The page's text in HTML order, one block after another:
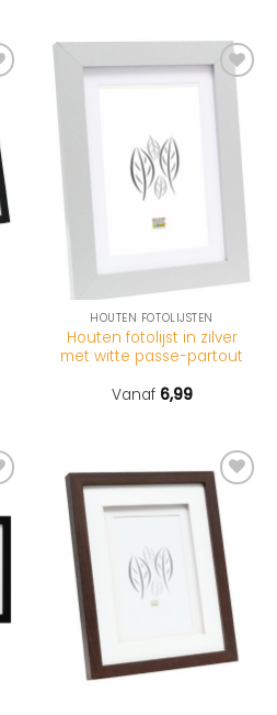
HOUTEN FOTOLIJSTEN
Houten fotolijst in zilver
met witte passe-partout
Vanaf 6,99